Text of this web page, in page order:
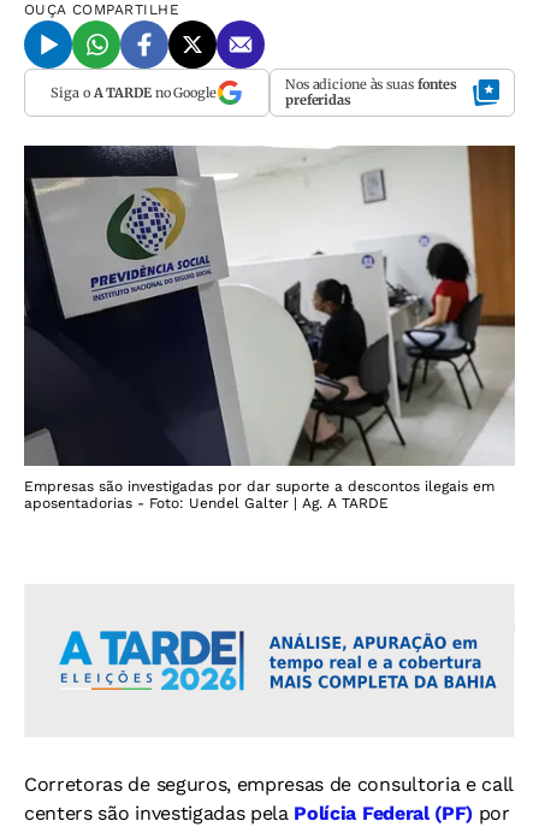
OUÇA COMPARTILHE
Siga o A TARDEno Google Nos adicione às suas fontes
preferidas
Empresas são investigadas por dar suporte a descontos ilegais em
aposentadorias - Foto: Uendel Galter | Ag. A TARDE
Corretoras de seguros, empresas de consultoria e call
centers são investigadas pela Polícia Federal (PF) por